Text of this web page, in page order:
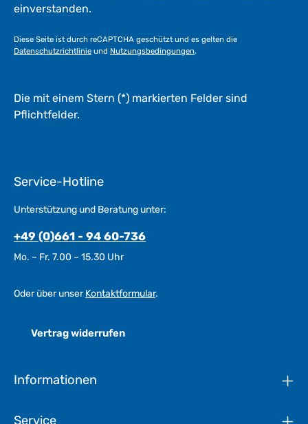
einverstanden.
Diese Seite ist durch reCAPTCHA geschützt und es gelten die
Datenschutzrichtlinie und Nutzungsbedingungen.
Die mit einem Stern (*) markierten Felder sind
Pflichtfelder.
Service-Hotline
Unterstützung und Beratung unter:
+49 (0)661 - 94 60-736
Mo. – Fr. 7.00 – 15.30 Uhr
Oder über unserKontaktformular.
Vertrag widerrufen
Informationen
Service